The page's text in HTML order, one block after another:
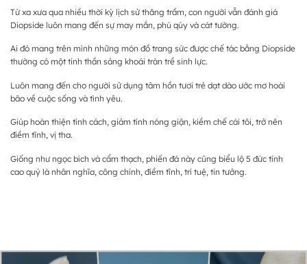
Từ xa xưa qua nhiều thời kỳ lịch sử thăng trầm, con người vẫn đánh giá
Diopside luôn mang đến sự may mắn, phú qúy và cát tường.
Ai đó mang trên mình những món đồ trang sức được chế tác bằng Diopside
thường có một tinh thần sảng khoái tràn trề sinh lực.
Luôn mang đến cho người sử dụng tâm hồn tươi trẻ dạt dào ước mơ hoài
bão về cuộc sống và tình yêu.
Giúp hoàn thiện tính cách, giảm tính nóng giận, kiềm chế cái tôi, trở nên
điềm tĩnh, vị tha.
Giống như ngọc bích và cẩm thạch, phiến đá này cũng biểu lộ 5 đức tính
cao quý là nhân nghĩa, công chính, điềm tĩnh, trí tuệ, tin tưởng.